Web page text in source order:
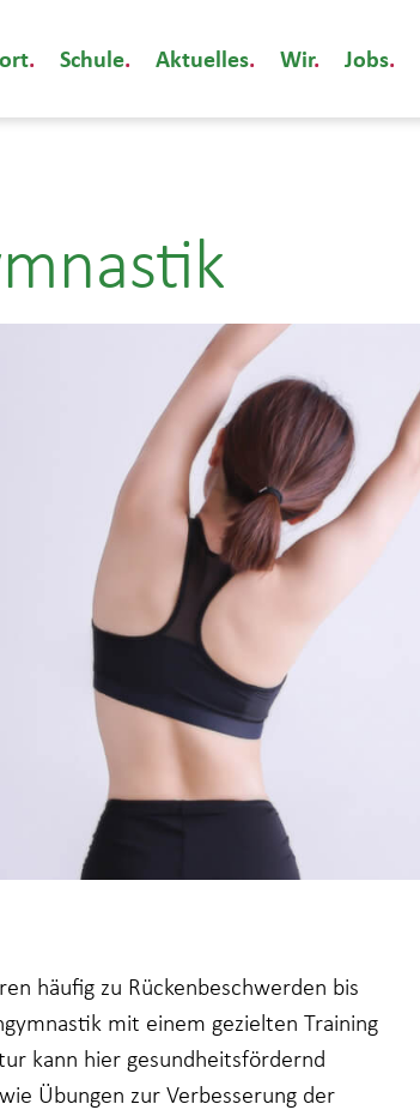
Schule Aktuelles Wir Jobs
häufig zu Rückenbeschwerden bis
mit einem gezielten Training
kann hier gesundheitsfördernd
Übungen zur Verbesserung der